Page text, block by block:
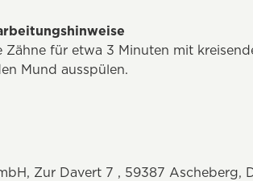
Zähne für etwa 3 Minuten mit
Mund ausspülen.
Zur Davert 7 , 59387 Ascheberg,